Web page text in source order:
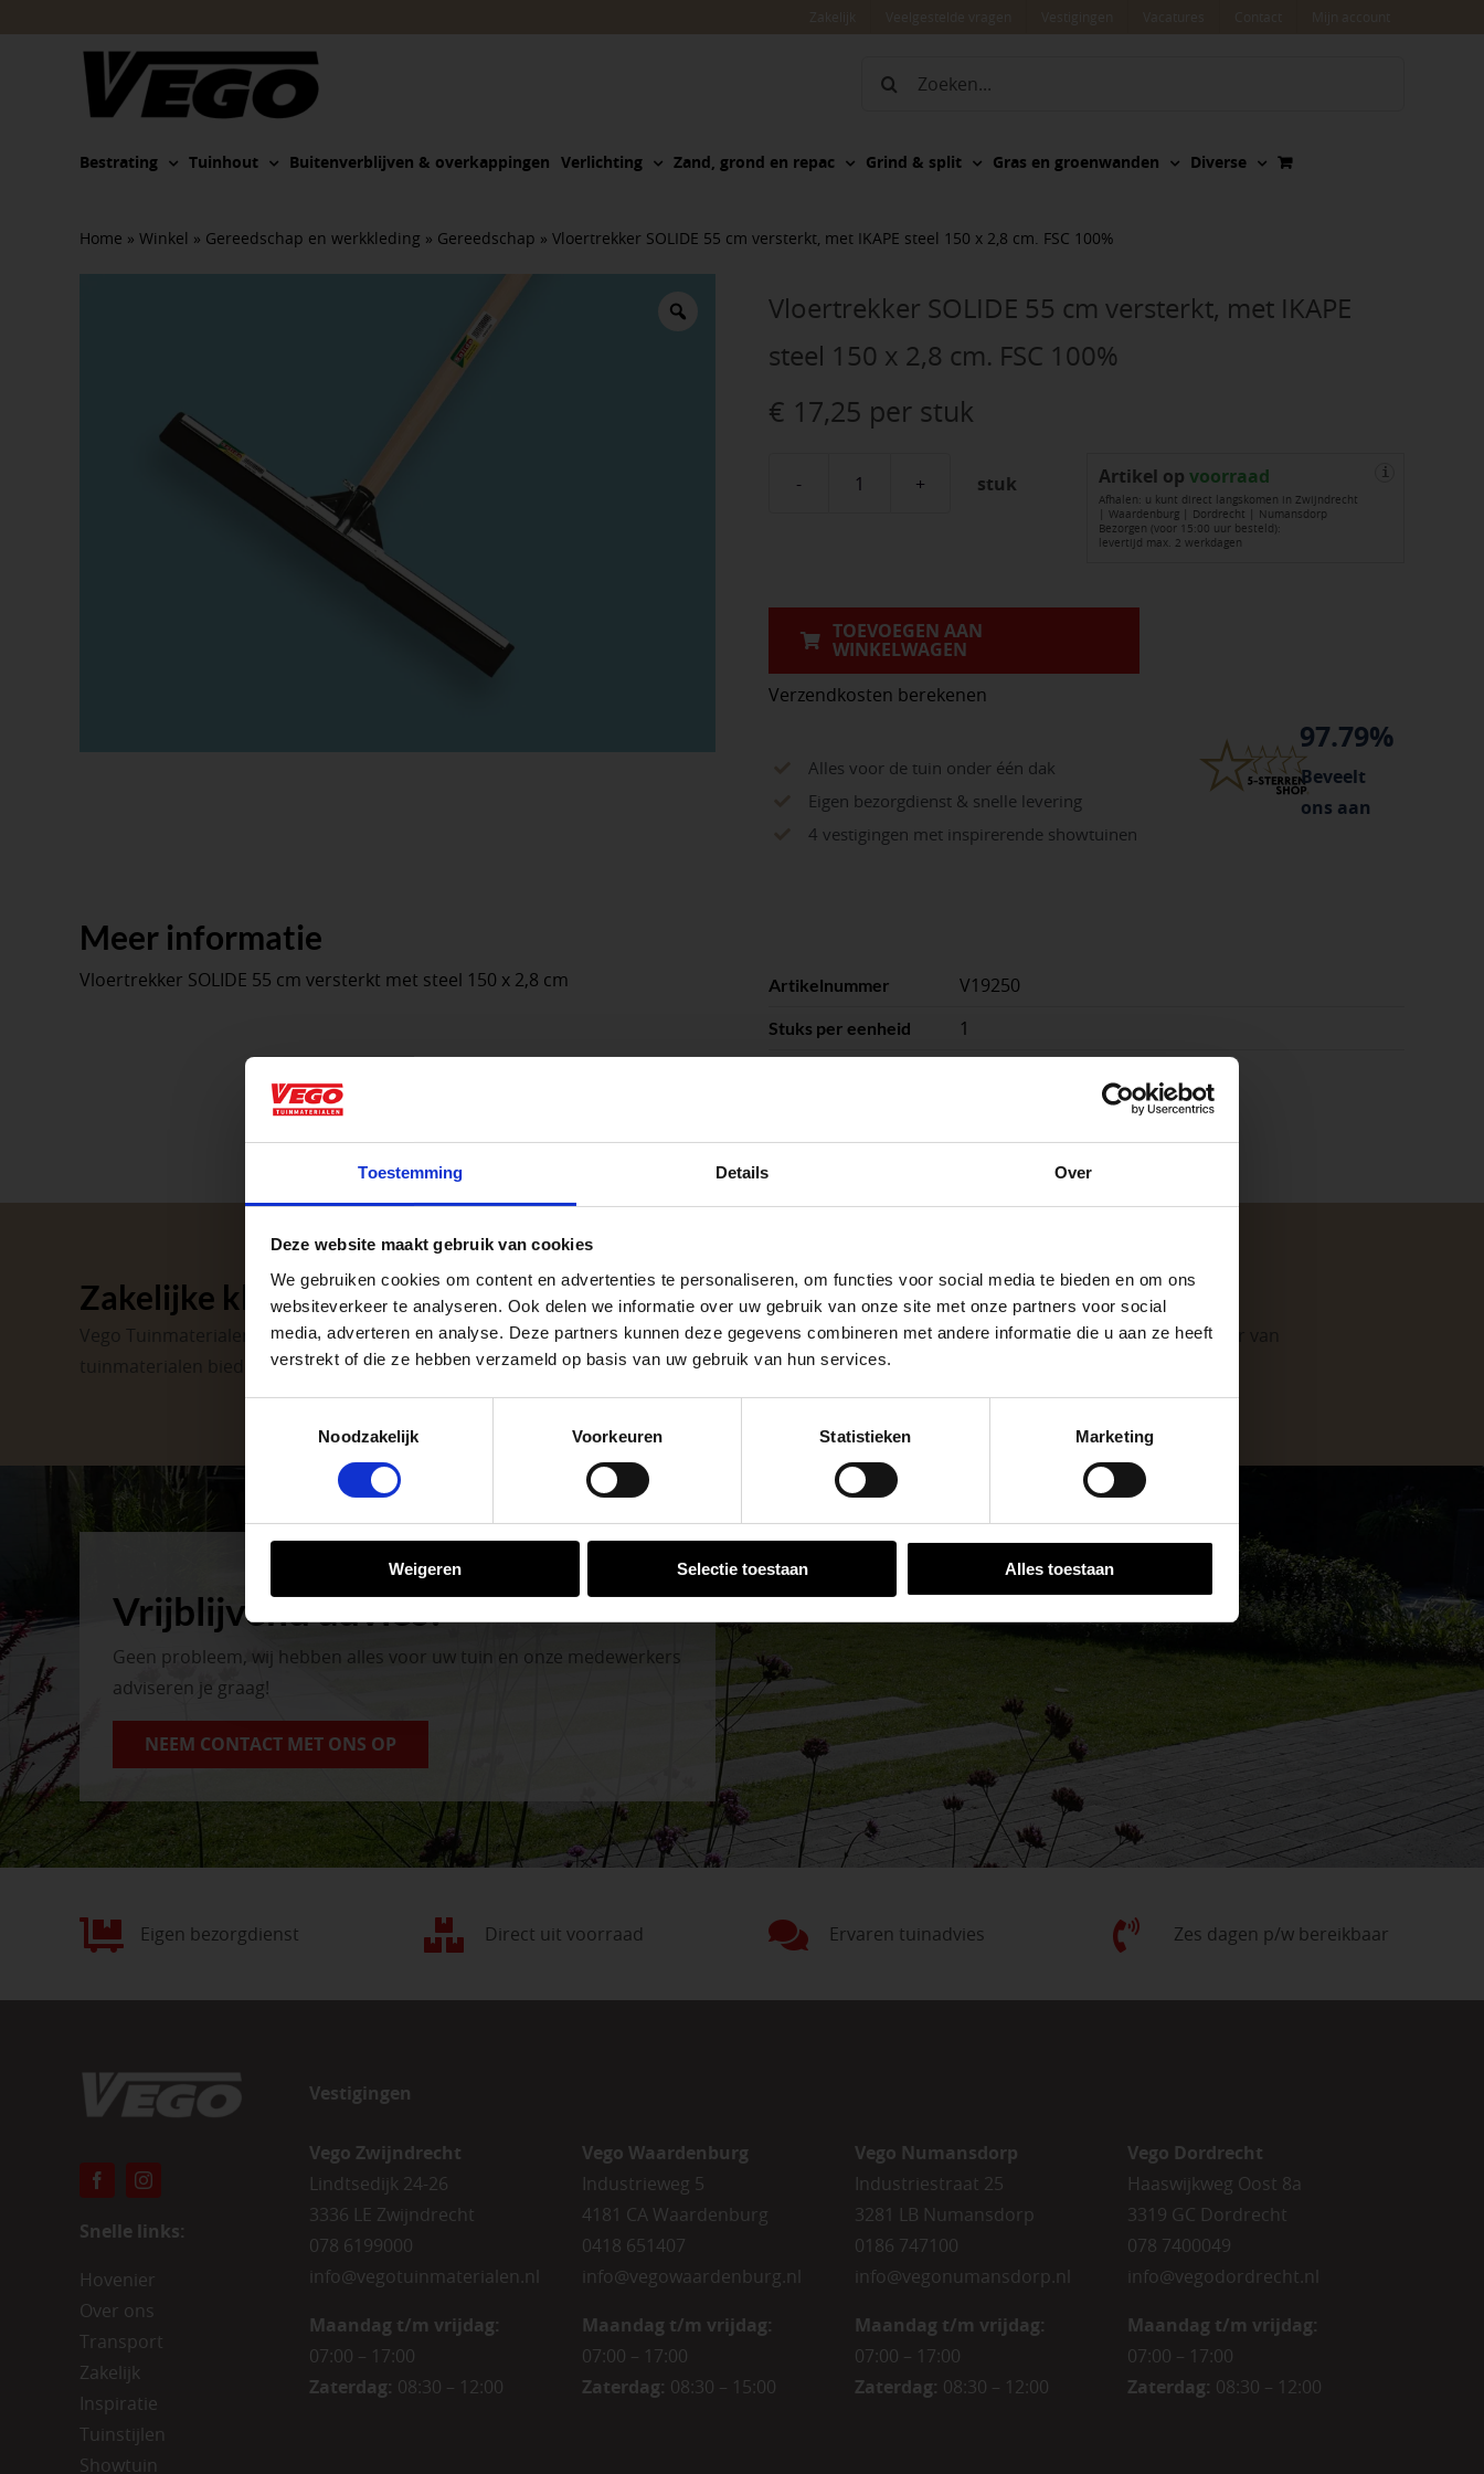
Toestemming Details Over
Deze website maakt gebruik van cookies
We gebruiken cookies om content en advertenties te personaliseren, om functies voor social media te bieden en om ons
websiteverkeer te analyseren. Ook delen we informatie over uw gebruik van onze site met onze partners voor social
media, adverteren en analyse. Deze partners kunnen deze gegevens combineren met andere informatie die u aan ze heeft
verstrekt of die ze hebben verzameld op basis van uw gebruik van hun services.
Noodzakelijk
Voorkeuren Statistieken Marketing
Weigeren Selectie toestaan Alles toestaan
Zoeken
Bestrating Tuinhout Buitenverblijven & overkappingen Verlichting Zand, grond en repac Grind & split Gras en groenwanden Diverse
Home » Winkel » Gereedschap en werkkleding » Gereedschap » Vloertrekker SOLIDE 55 cm versterkt, met IKAPE steel 150 x 2,8 cm. FSC 100%
Vloertrekker SOLIDE 55 cm versterkt, met IKAPE
steel 150 x 2,8 cm. FSC 100%
€ 17,25 per stuk
Vloertrekker
versterkt,
met
IKAPE
x
2,8
cm.
stuk Artikel op voorraad
Afhalen: u kunt direct langskomen in Zwijndrecht
| Waardenburg | Dordrecht | Numansdorp
Bezorgen (voor 15:00 uur besteld):
levertijd max. 2 werkdagen
i
TOEVOEGEN AAN
WINKELWAGEN
Verzendkosten berekenen
Alles voor de tuin onder één dak
Eigen bezorgdienst & snelle levering
4 vestigingen met inspirerende showtuinen
97.79%
Beveelt
ons aan
Meer informatie
Vloertrekker SOLIDE 55 cm versterkt met steel 150 x 2,8 cm Artikelnummer V19250
Stuks per eenheid 1
Zakelijke klant worden
Vego Tuinmaterialen is de meest geschikte partner voor zakelijke klanten op zoek naar tuin- en infraproducten. Als professionele leverancier van
tuinmaterialen bieden wij een breed assortiment aan producten van topkwaliteit. Lees meer over de
Vrijblijvend advies?
Geen probleem, wij hebben alles voor uw tuin en onze medewerkers
adviseren je graag!
NEEM CONTACT MET ONS OP
Eigen bezorgdienst Direct uit voorraad Ervaren tuinadvies Zes dagen p/w bereikbaar
Snelle links:
Hovenier
Over ons
Transport
Zakelijk
Inspiratie
Tuinstijlen
Showtuin
Vestigingen
Vego Zwijndrecht
Lindtsedijk 24-26
3336 LE Zwijndrecht
078 6199000
info@vegotuinmaterialen.nl
Maandag t/m vrijdag:
07:00 – 17:00
Zaterdag: 08:30 – 12:00
Vego Waardenburg
Industrieweg 5
4181 CA Waardenburg
0418 651407
info@vegowaardenburg.nl
Maandag t/m vrijdag:
07:00 – 17:00
Zaterdag: 08:30 – 15:00
Vego Numansdorp
Industriestraat 25
3281 LB Numansdorp
0186 747100
info@vegonumansdorp.nl
Maandag t/m vrijdag:
07:00 – 17:00
Zaterdag: 08:30 – 12:00
Vego Dordrecht
Haaswijkweg Oost 8a
3319 GC Dordrecht
078 7400049
info@vegodordrecht.nl
Maandag t/m vrijdag:
07:00 – 17:00
Zaterdag: 08:30 – 12:00
Aangepaste openingstijden tijdens de vakantieperiode
op zaterdag. Bekijk de vestigingspagina voor de actuele openingstijden.
Afsluiting Papendrechtse Brug
Met vier vestigingen en inspirerende showtuinen helpen we je graag bij iedere stap van jouw
tuinproject.
BEKIJK ONZE VESTIGINGEN